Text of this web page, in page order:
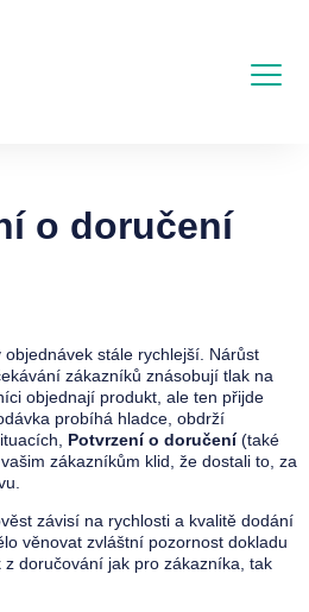
o doručení
stále rychlejší. Nárůst
zákazníků znásobují tlak na
objednají produkt, ale ten přijde
probíhá hladce, obdrží
Potvrzení o doručení(také
zákazníkům klid, že dostali to, za
závisí na rychlosti a kvalitě dodání
věnovat zvláštní pozornost dokladu
doručování jak pro zákazníka, tak